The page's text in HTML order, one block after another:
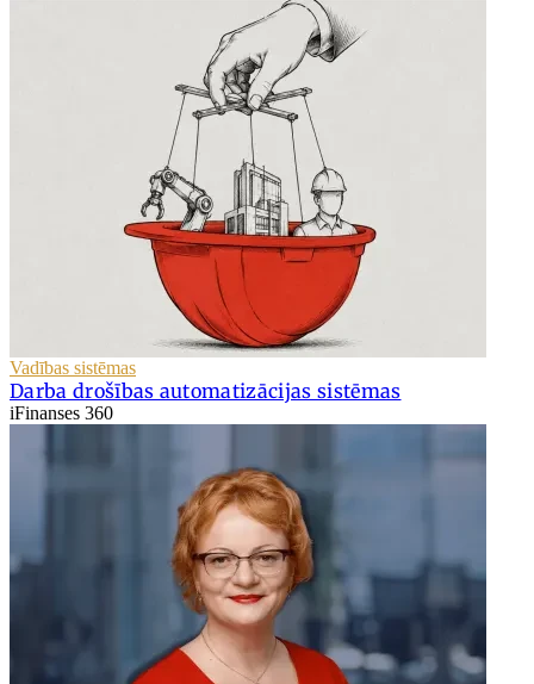
Vadības sistēmas
Darba drošības automatizācijas sistēmas
iFinanses 360